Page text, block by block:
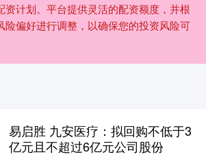
资计划。平台提供灵活的配资额度，并根
险偏好进行调整，以确保您的投资风险可
易启胜 九安医疗：拟回购不低于3
亿元且不超过6亿元公司股份